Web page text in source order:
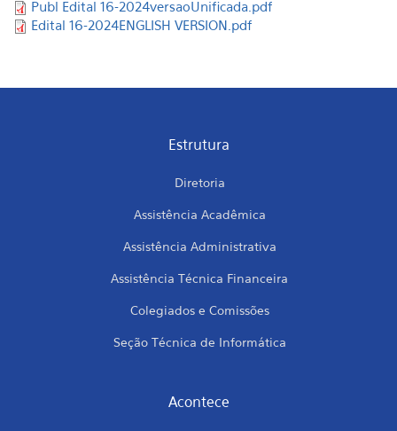
Publ Edital 16-2024versaoUnificada.pdf
Edital 16-2024ENGLISH VERSION.pdf
Estrutura
Diretoria
Assistência Acadêmica
Assistência Administrativa
Assistência Técnica Financeira
Colegiados e Comissões
Seção Técnica de Informática
Acontece